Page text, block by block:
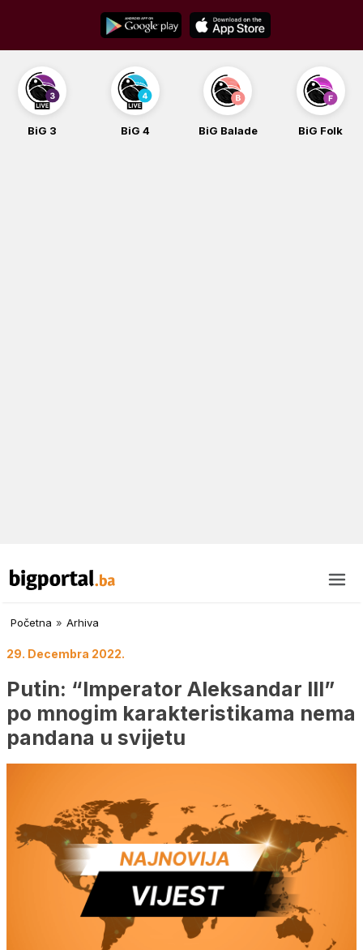
content
BiG 3 BiG 4 BiG Balade BiG Folk
Početna » Arhiva
29. Decembra 2022.
Putin: “Imperator Aleksandar III”
po mnogim karakteristikama nema
pandana u svijetu